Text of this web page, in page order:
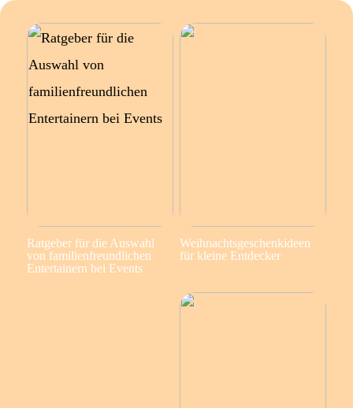
Ratgeber für die Auswahl
von familienfreundlichen
Entertainern bei Events
Weihnachtsgeschenkideen
für kleine Entdecker